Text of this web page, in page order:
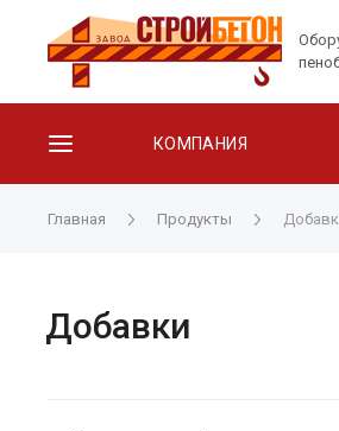
КОМПАНИЯ
Главная Продукты
Добавки